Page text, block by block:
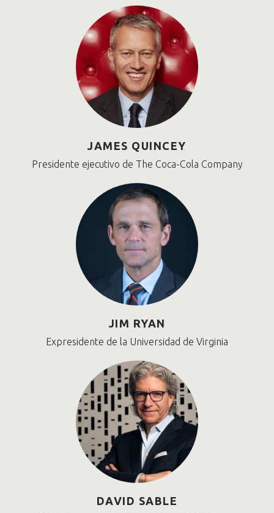
JAMES QUINCEY
Presidente ejecutivo de The Coca-Cola Company
JIM RYAN
Expresidente de la Universidad de Virginia
DAVID SABLE